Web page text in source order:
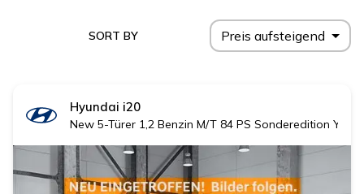
SORT BY Preis aufsteigend
Hyundai i20
New 5-Türer 1,2 Benzin M/T 84 PS Sonderedition YES!